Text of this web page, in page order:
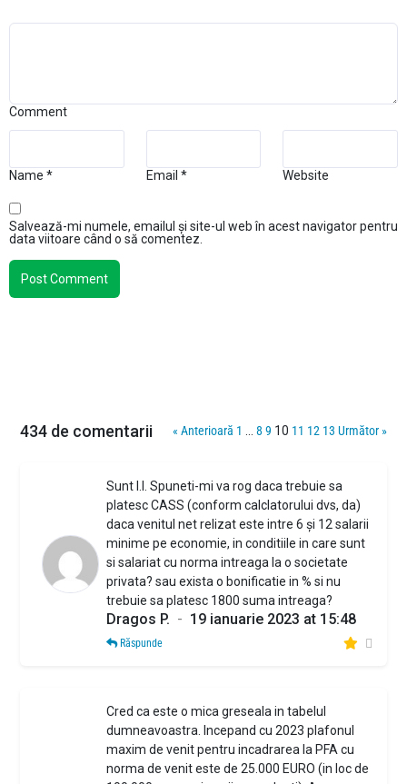
Comment
Name * Email * Website
Salvează-mi numele, emailul și site-ul web în acest navigator pentru
data viitoare când o să comentez.
434 de comentarii « Anterioară 1 8 9 10 11 12 13 Următor »
Sunt I.I. Spuneti-mi va rog daca trebuie sa
platesc CASS (conform calclatorului dvs, da)
daca venitul net relizat este intre 6 și 12 salarii
minime pe economie, in conditiile in care sunt
si salariat cu norma intreaga la o societate
privata? sau exista o bonificatie in % si nu
trebuie sa platesc 1800 suma intreaga?
Dragos P. - 19 ianuarie 2023 at 15:48
Răspunde
Cred ca este o mica greseala in tabelul
dumneavoastra. Incepand cu 2023 plafonul
maxim de venit pentru incadrarea la PFA cu
norma de venit este de 25.000 EURO (in loc de